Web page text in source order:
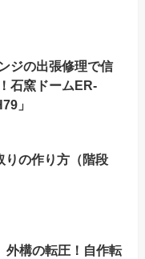
ジの出張修理で信
石窯ドームER-
」
りの作り方（階段
外構の転圧！自作転